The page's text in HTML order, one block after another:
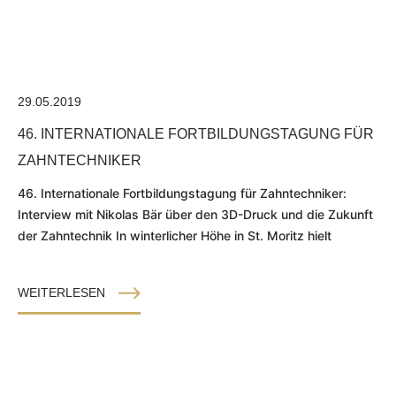
29.05.2019
46. INTERNATIONALE FORTBILDUNGSTAGUNG FÜR
ZAHNTECHNIKER
46. Internationale Fortbildungstagung für Zahntechniker:
Interview mit Nikolas Bär über den 3D-Druck und die Zukunft
der Zahntechnik In winterlicher Höhe in St. Moritz hielt
WEITERLESEN